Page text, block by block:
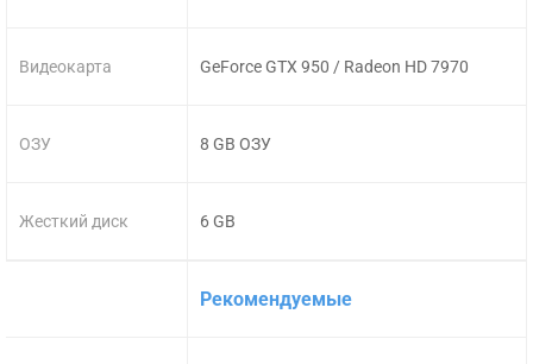
Видеокарта
ОЗУ
Жесткий диск
GeForce GTX 950 / Radeon HD 7970
8 GB ОЗУ
6 GB
Рекомендуемые